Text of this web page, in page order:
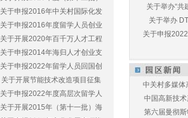
关于申报2016年中关村国际化发
关于申报2016年度留学人员创业
关于开展2020年百千万人才工程
关于申报2014年海归人才创业支
关于申报2022年留学人员回国创
关于开展节能技术改造项目征集
关于申报2022年度高层次留学人
关于开展2015年（第十一批）海
关于举办“共
关于举办
关于申报
中关村多媒体
中国高新技
第六届曼彻